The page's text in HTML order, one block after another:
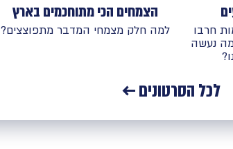
חרבו
נעשה
הצמחים הכי מתוחכמים בארץ
למה חלק מצמחי המדבר מתפוצצים?
לכל הסרטונים ←